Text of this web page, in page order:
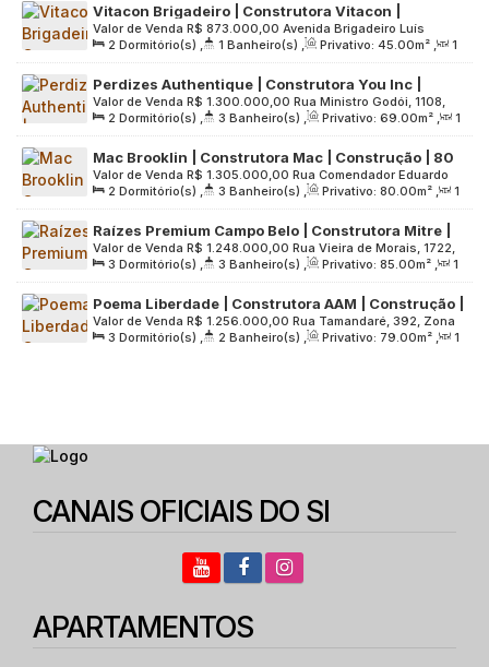
1867.00m²
Vitacon Brigadeiro | Construtora Vitacon |
Construção | 45 metros | 02 dormitórios | com
varanda | sem vaga
R$ 873.000,00
Valor de Venda
Avenida Brigadeiro Luís
Antônio, 871, Zona Sul, 01317-001, Bela Vista, São Paulo, São
Paulo, Brasil
2 Dormitório(s) , 1 Banheiro(s) , Privativo: 45.00m² ,
1
Sala(s) , Útil: 45.00m² , Terreno: 3520.00m²
Perdizes Authentique | Construtora You Inc |
Pronto | 69 metros | 02 suítes | lavabo | varanda
gourmet | 01 vaga
R$ 1.300.000,00
Valor de Venda
Rua Ministro Godói, 1108,
Zona Oeste, 05015-001, Perdizes, São Paulo, São Paulo,
Brasil
2 Dormitório(s) , 3 Banheiro(s) , Privativo: 69.00m² ,
1
Sala(s) , 2 Suíte(s) , 1 Vaga(s) , Útil: 69.00m² ,
Terreno: 1762.00 m²
Mac Brooklin | Construtora Mac | Construção | 80
metros | 02 suítes | lavabo | varanda goumert | 01
vaga
R$ 1.305.000,00
Valor de Venda
Rua Comendador Eduardo
Saccab, 280, Zona Sul, 04601-070, Brooklin Paulista, São
Paulo, São Paulo, Brasil
2 Dormitório(s) , 3 Banheiro(s) , Privativo: 80.00m² ,
1
Sala(s) , 2 Suíte(s) , 1 Vaga(s) , Útil: 80.00m² ,
Terreno:
3068.00 m²
Raízes Premium Campo Belo | Construtora Mitre |
Construção | 85 metros | 03 dormitórios | suíte |
varanda | 01 vaga
R$ 1.248.000,00
Valor de Venda
Rua Vieira de Morais, 1722,
Zona Sul, 04617-006, Campo Belo, São Paulo, São Paulo,
Brasil
3 Dormitório(s) , 3 Banheiro(s) , Privativo: 85.00m² ,
1
Sala(s) , 1 Suíte(s) , 1 Vaga(s) , Útil: 85.00m² ,
Terreno:
2971.00 m²
Poema Liberdade | Construtora AAM | Construção |
79 metros | 03 dormitórios | suíte | varanda | 01
vaga
R$ 1.256.000,00
Valor de Venda
Rua Tamandaré, 392, Zona
Central, 01525-000, Liberdade, São Paulo, São Paulo, Brasil
3 Dormitório(s) , 2 Banheiro(s) , Privativo: 79.00m² ,
1
CANAIS OFICIAIS DO SI
APARTAMENTOS